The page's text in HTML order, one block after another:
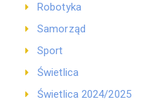
Robotyka
Samorząd
Sport
Świetlica
Świetlica 2024/2025